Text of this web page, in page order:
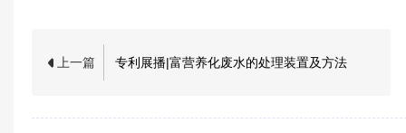
上一篇 专利展播|富营养化废水的处理装置及方法